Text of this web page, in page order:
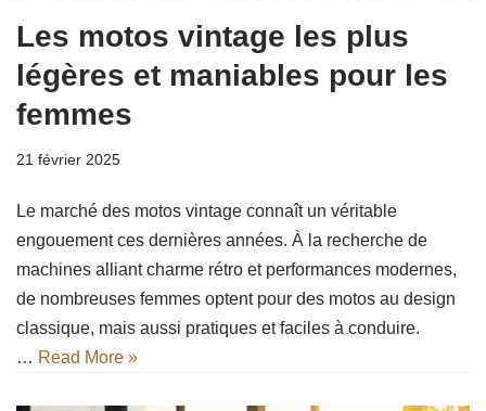
Les motos vintage les plus
légères et maniables pour les
femmes
21 février 2025
Le marché des motos vintage connaît un véritable
engouement ces dernières années. À la recherche de
machines alliant charme rétro et performances modernes,
de nombreuses femmes optent pour des motos au design
classique, mais aussi pratiques et faciles à conduire.
… Read More »